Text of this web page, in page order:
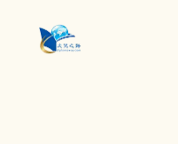
content